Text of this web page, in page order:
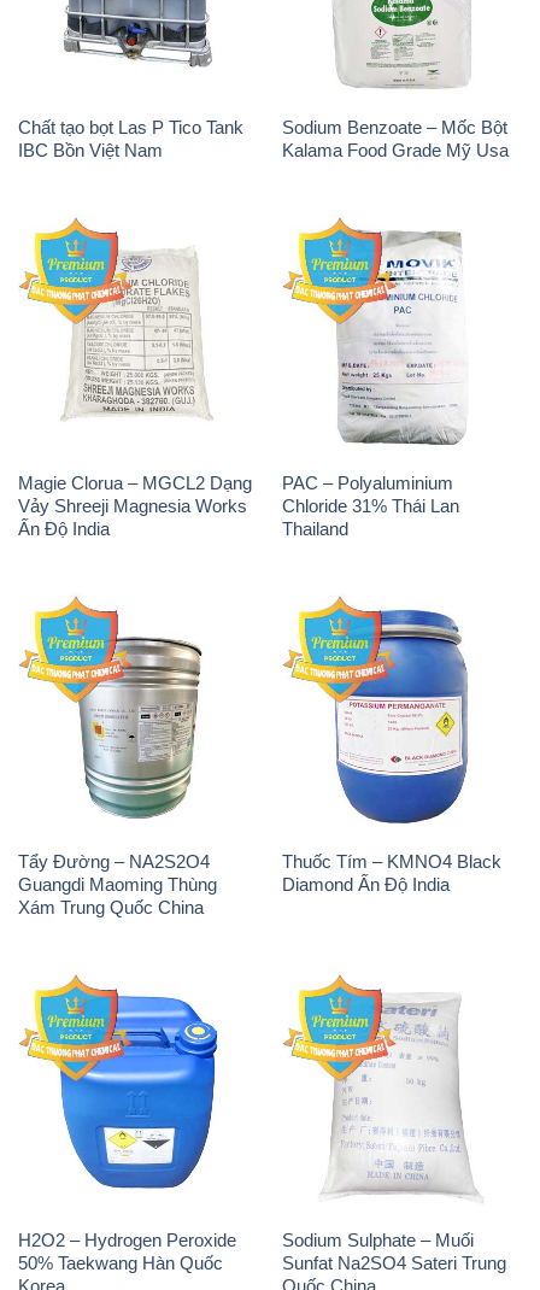
Chất tạo bọt Las P Tico Tank
IBC Bồn Việt Nam
Sodium Benzoate – Mốc Bột
Kalama Food Grade Mỹ Usa
Magie Clorua – MGCL2 Dạng
Vảy Shreeji Magnesia Works
Ấn Độ India
PAC – Polyaluminium
Chloride 31% Thái Lan
Thailand
Tẩy Đường – NA2S2O4
Guangdi Maoming Thùng
Xám Trung Quốc China
Thuốc Tím – KMNO4 Black
Diamond Ấn Độ India
H2O2 – Hydrogen Peroxide
50% Taekwang Hàn Quốc
Korea
Sodium Sulphate – Muối
Sunfat Na2SO4 Sateri Trung
Quốc China